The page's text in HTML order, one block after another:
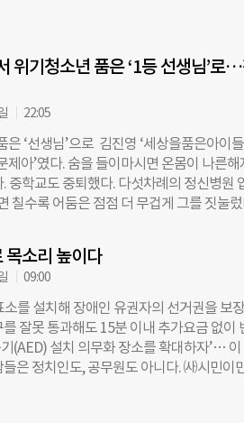
이나 그림으로 본인의 이야기를 터놓고 표
서 2500여명의 아이들이 ‘글그림잔치’에
건가요? “선생님, 그럼 저도 작가가 된거
로
을 나선 현수는 한 카페의 문을 두드렸다.
보노보는 청소년들이 직접 운영하는 카페다
들어주기 위해 서대문청소년수련관이
를 꿈꾸는 학생들에게 커피 및 학업에 관
커피를 통해 사회성, 청결, 예의, 성취감
다. 현수는 보노보에 다니면서 180도 달
웃사이더’에서 어엿한 카페 직원으로 다시
발까지 제안할 만큼 열심이다.
위기청소년 품은 ‘1등 선생님’로
22:05
은 ‘선생님’으로 김진영 ‘세상을품은아이
아’였다. 숨을 들이마시면 온몸이 나른해
. 중학교도 중퇴했다. 다섯차례의 정신병원
칠수록 어둠은 점점 더 무겁게 그를 짓눌
려앉았기 때문. 그로부터 10여년 후, 그는
름 뒤엔 ‘선생님’이란 수식어가 붙었다. 위
품아)’에서 생활지도교사로 활동 중인 김
탈을 택하다 세품아는 가정, 학교, 사회로
년 공동체다. 상처 치유를 위한 음악·여행
실현하는 삶을 살도록 지원한다. 2008년
와 인연을 맺고, 건강한 사회구성원이자 ‘
목소리 높이다
09:00
를 설치해 장애인 유권자의 선거권을 보장
잘못 통과해도 15분 이내 추가요금 없이
(AED) 설치 의무화 장소를 확대하자’…
은 정치인도, 공무원도 아니다. ㈔시민이